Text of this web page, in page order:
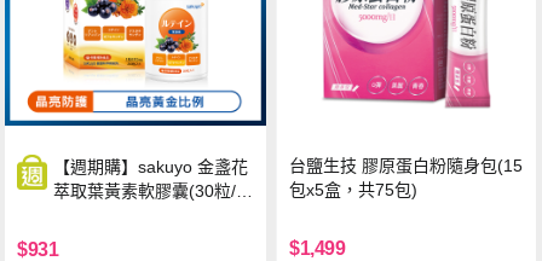
【週期購】sakuyo 金盞花
萃取葉黃素軟膠囊(30粒/
$931
台鹽生技 膠原蛋白粉隨身包(15
包x5盒，共75包)
$1,499